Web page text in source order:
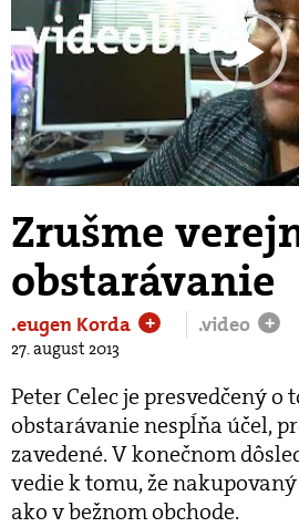
Zrušme
obstarávanie
.eugen Korda + .video +
27. august 2013
Peter Celec je presvedčený o
obstarávanie nespĺňa účel,
zavedené. V konečnom
vedie k tomu, že
ako v bežnom obchode.